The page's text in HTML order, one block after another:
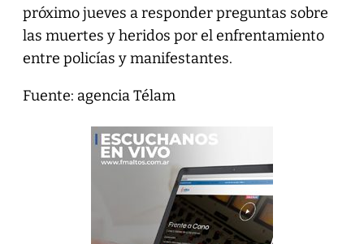
próximo jueves a responder preguntas sobre
las muertes y heridos por el enfrentamiento
entre policías y manifestantes.
Fuente: agencia Télam